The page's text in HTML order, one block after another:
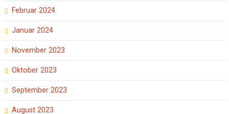
Februar 2024
Januar 2024
November 2023
Oktober 2023
September 2023
August 2023